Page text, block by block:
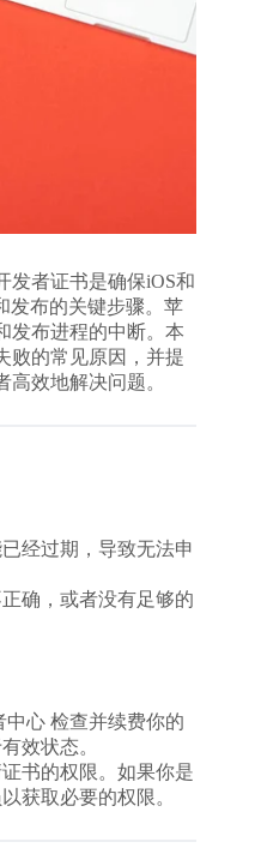
发者证书是确保iOS和
发布的关键步骤。苹
发布进程的中断。本
败的常见原因，并提
效地解决问题。
经过期，导致无法申
确，或者没有足够的
中心 检查并续费你的
效状态。
书的权限。如果你是
获取必要的权限。